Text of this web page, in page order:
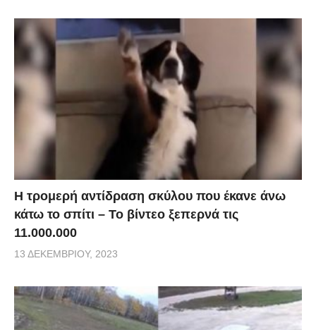
Η τρομερή αντίδραση σκύλου που έκανε άνω
κάτω το σπίτι – Το βίντεο ξεπερνά τις
11.000.000
13 ΔΕΚΕΜΒΡΊΟΥ, 2023